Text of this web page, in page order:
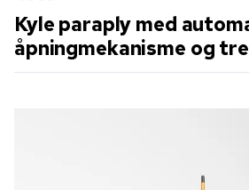
Kyle paraply med
åpningmekanisme og